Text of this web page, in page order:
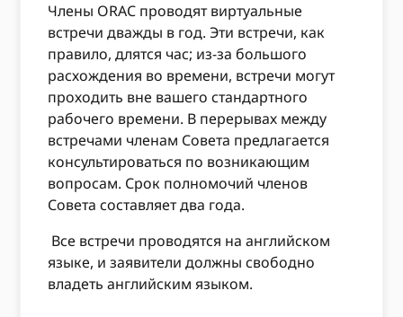
Члены ORAC проводят виртуальные
встречи дважды в год. Эти встречи, как
правило, длятся час; из-за большого
расхождения во времени, встречи могут
проходить вне вашего стандартного
рабочего времени. В перерывах между
встречами членам Совета предлагается
консультироваться по возникающим
вопросам. Срок полномочий членов
Совета составляет два года.
Все встречи проводятся на английском
языке, и заявители должны свободно
владеть английским языком.